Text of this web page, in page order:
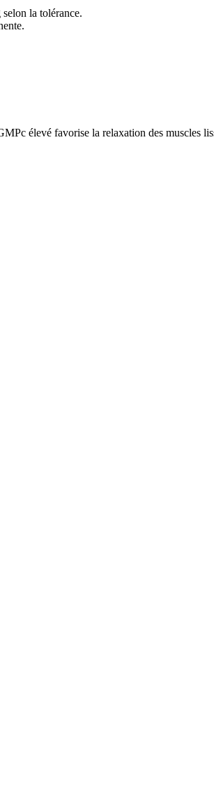
la tolérance.
élevé favorise la relaxation des muscles